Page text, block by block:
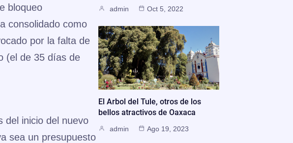
bloqueo
consolidado como
por la falta de
(el de 35 días de
del inicio del nuevo
sea un presupuesto
admin Oct 5, 2022
El Arbol del Tule, otros de los
bellos atractivos de Oaxaca
admin Ago 19, 2023